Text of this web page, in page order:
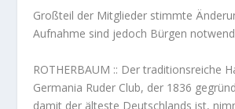
Großteil der Mitglieder stimmte
Aufnahme sind jedoch Bürgen
ROTHERBAUM :: Der traditionsreiche
Germania Ruder Club, der 1836
damit der älteste Deutschlands ist,